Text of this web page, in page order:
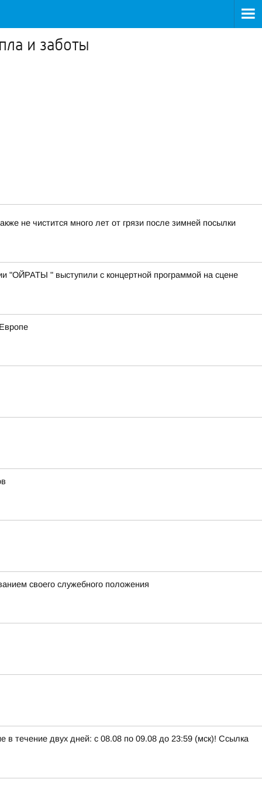
и заботы
не чистится много лет от грязи после зимней посылки
"ОЙРАТЫ " выступили с концертной программой на сцене
своего служебного положения
в течение двух дней: с 08.08 по 09.08 до 23:59 (мск)! Ссылка